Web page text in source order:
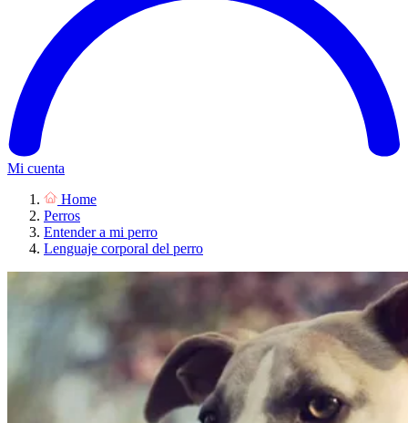
Mi cuenta
Home
Perros
Entender a mi perro
Lenguaje corporal del perro